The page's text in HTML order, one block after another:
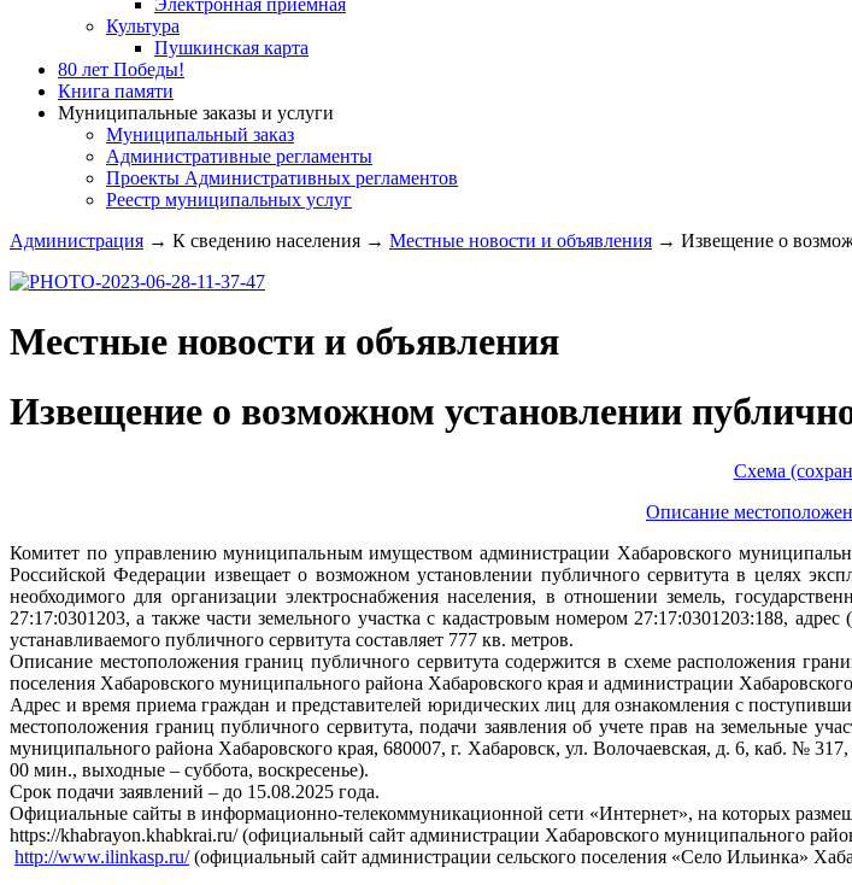
Электронная приемная
Культура
Пушкинская карта
80 лет Победы!
Книга памяти
Муниципальные заказы и услуги
Муниципальный заказ
Административные регламенты
Проекты Административных регламентов
Реестр муниципальных услуг
Администрация → К сведению населения → Местные новости и объявления → Извещение о
Местные новости и объявления
Извещение о возможном установлении
Схема
Описание
Комитет по управлению муниципальным имуществом администрации Хабаровского
Российской Федерации извещает о возможном установлении публичного сервитута в целях
необходимого для организации электроснабжения населения, в отношении земель,
27:17:0301203, а также части земельного участка с кадастровым номером 27:17:0301203:188,
устанавливаемого публичного сервитута составляет 777 кв. метров.
Описание местоположения границ публичного сервитута содержится в схеме расположения
поселения Хабаровского муниципального района Хабаровского края и администрации
Адрес и время приема граждан и представителей юридических лиц для ознакомления с
местоположения границ публичного сервитута, подачи заявления об учете прав на земельные
муниципального района Хабаровского края, 680007, г. Хабаровск, ул. Волочаевская, д. 6, каб. №
00 мин., выходные – суббота, воскресенье).
Срок подачи заявлений – до 15.08.2025 года.
Официальные сайты в информационно-телекоммуникационной сети «Интернет», на которых
https://khabrayon.khabkrai.ru/ (официальный сайт администрации Хабаровского муниципального
http://www.ilinkasp.ru/(официальный сайт администрации сельского поселения «Село Ильинка»